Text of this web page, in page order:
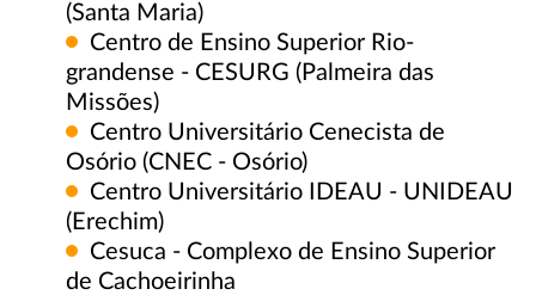
(Santa Maria)
Centro de Ensino Superior Rio-
grandense - CESURG (Palmeira das
Missões)
Centro Universitário Cenecista de
Osório (CNEC - Osório)
Centro Universitário IDEAU - UNIDEAU
(Erechim)
Cesuca - Complexo de Ensino Superior
de Cachoeirinha